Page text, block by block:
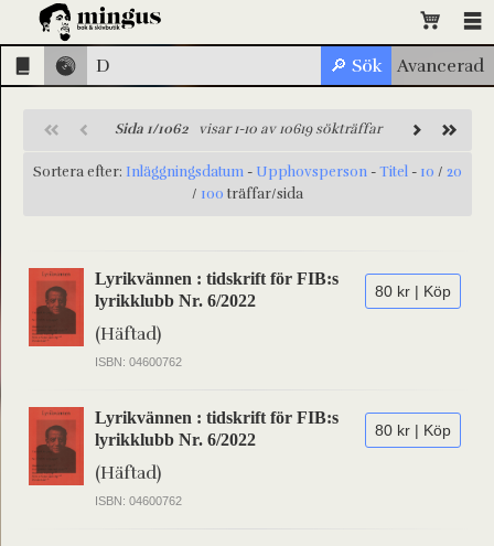
Sida 1/1062visar 1-10 av 10619 sökträffar
Sortera efter: Inläggningsdatum - Upphovsperson -Titel - 10 / 20
/ 100 träffar/sida
80 kr | Köp
Lyrikvännen : tidskrift för FIB:s
lyrikklubb Nr. 6/2022
(Häftad)
ISBN: 04600762
80 kr | Köp
Lyrikvännen : tidskrift för FIB:s
lyrikklubb Nr. 6/2022
(Häftad)
ISBN: 04600762